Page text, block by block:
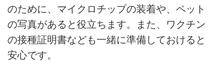
のために、マイクロチップの装着や、ペット
の写真があると役立ちます。また、ワクチン
の接種証明書なども一緒に準備しておけると
安心です。